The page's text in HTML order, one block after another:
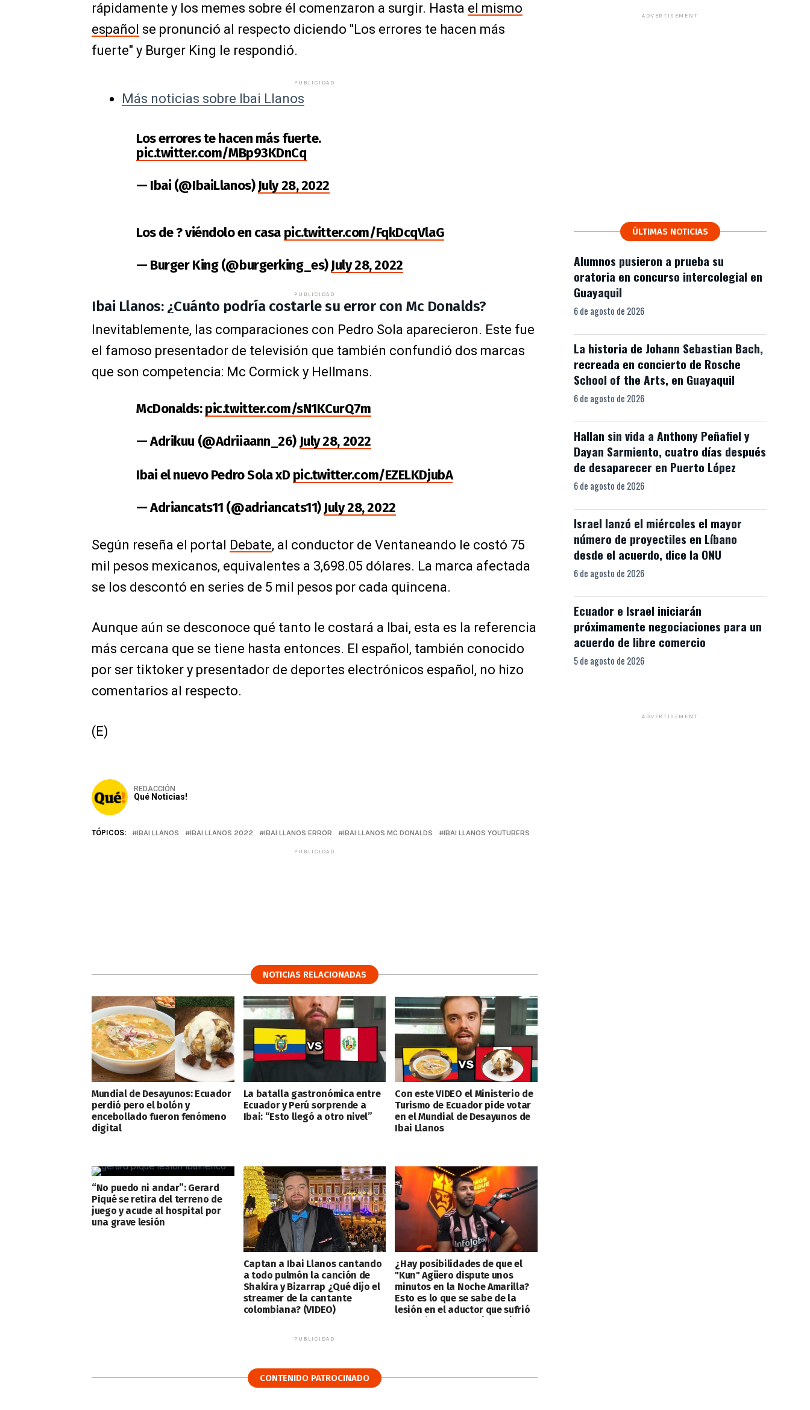
rápidamente y los memes sobre él comenzaron a surgir. Hasta el mismo
español se pronunció al respecto diciendo "Los errores te hacen más
fuerte" y Burger King le respondió.
PUBLICIDAD
Más noticias sobre Ibai Llanos
Los errores te hacen más fuerte.
pic.twitter.com/MBp93KDnCq
— Ibai (@IbaiLlanos)July 28, 2022
Los de ? viéndolo en casa pic.twitter.com/FqkDcqVlaG
— Burger King (@burgerking_es)July 28, 2022
PUBLICIDAD
Ibai Llanos: ¿Cuánto podría costarle su error con Mc Donalds?
Inevitablemente, las comparaciones con Pedro Sola aparecieron. Este fue
el famoso presentador de televisión que también confundió dos marcas
que son competencia: Mc Cormick y Hellmans.
McDonalds:pic.twitter.com/sN1KCurQ7m
— Adrikuu (@Adriiaann_26) July 28, 2022
Ibai el nuevo Pedro Sola xD pic.twitter.com/EZELKDjubA
— Adriancats11 (@adriancats11)July 28, 2022
Según reseña el portal Debate, al conductor de Ventaneando le costó 75
mil pesos mexicanos, equivalentes a 3,698.05 dólares. La marca afectada
se los descontó en series de 5 mil pesos por cada quincena.
Aunque aún se desconoce qué tanto le costará a Ibai, esta es la referencia
más cercana que se tiene hasta entonces. El español, también conocido
por ser tiktoker y presentador de deportes electrónicos español, no hizo
comentarios al respecto.
(E)
REDACCIÓN
Qué Noticias!
TÓPICOS: IBAI LLANOS IBAI LLANOS 2022 IBAI LLANOS ERROR IBAI LLANOS MC DONALDS IBAI LLANOS YOUTUBERS
PUBLICIDAD
NOTICIAS RELACIONADAS
Mundial de Desayunos: Ecuador
perdió pero el bolón y
encebollado fueron fenómeno
digital
La batalla gastronómica entre
Ecuador y Perú sorprende a
Ibai: “Esto llegó a otro nivel”
Con este VIDEO el Ministerio de
Turismo de Ecuador pide votar
en el Mundial de Desayunos de
Ibai Llanos
“No puedo ni andar”: Gerard
Piqué se retira del terreno de
juego y acude al hospital por
una grave lesión
Captan a Ibai Llanos cantando
a todo pulmón la canción de
Shakira y Bizarrap ¿Qué dijo el
streamer de la cantante
colombiana? (VIDEO)
¿Hay posibilidades de que el
"Kun" Agüero dispute unos
minutos en la Noche Amarilla?
Esto es lo que se sabe de la
lesión en el aductor que sufrió
en la Kings League (VIDEO)
PUBLICIDAD
CONTENIDO PATROCINADO
ADVERTISEMENT
ÚLTIMAS NOTICIAS
Alumnos pusieron a prueba su
oratoria en concurso intercolegial en
Guayaquil
6 de agosto de 2026
La historia de Johann Sebastian Bach,
recreada en concierto de Rosche
School of the Arts, en Guayaquil
6 de agosto de 2026
Hallan sin vida a Anthony Peñafiel y
Dayan Sarmiento, cuatro días después
de desaparecer en Puerto López
6 de agosto de 2026
Israel lanzó el miércoles el mayor
número de proyectiles en Líbano
desde el acuerdo, dice la ONU
6 de agosto de 2026
Ecuador e Israel iniciarán
próximamente negociaciones para un
acuerdo de libre comercio
5 de agosto de 2026
ADVERTISEMENT